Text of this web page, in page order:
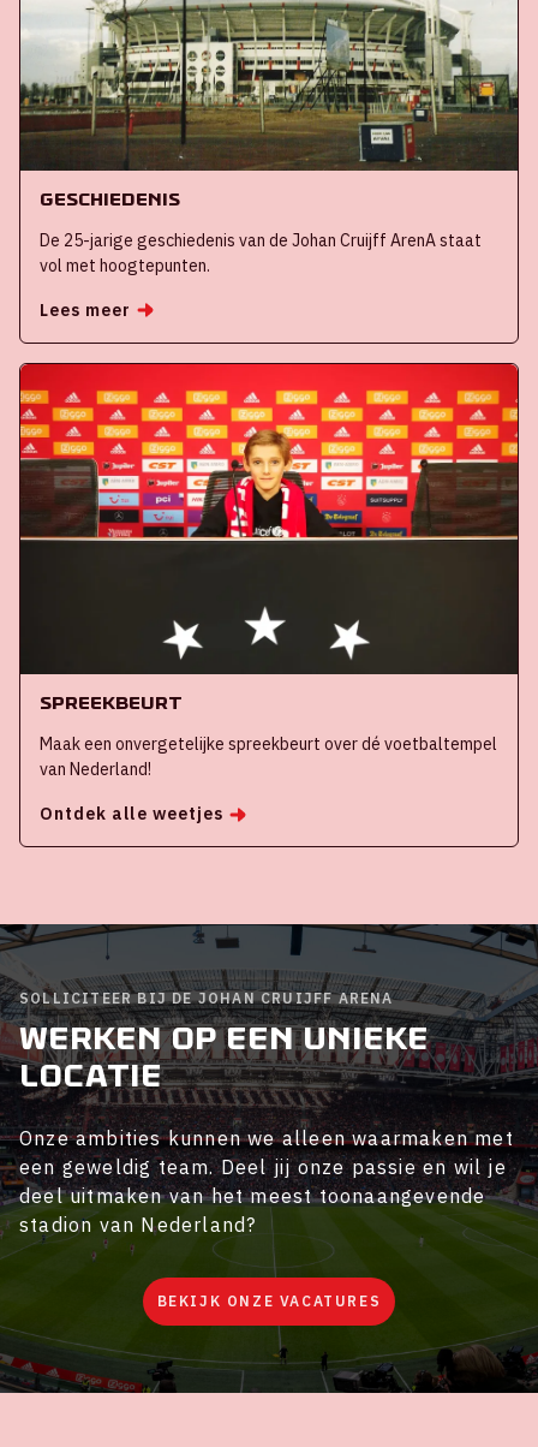
Geschiedenis
De 25-jarige geschiedenis van de Johan Cruijff ArenA staat
vol met hoogtepunten.
Lees meer
Spreekbeurt
Maak een onvergetelijke spreekbeurt over dé voetbaltempel
van Nederland!
Ontdek alle weetjes
SOLLICITEER BIJ DE JOHAN CRUIJFF ARENA
Werken op een unieke
locatie
Onze ambities kunnen we alleen waarmaken met
een geweldig team. Deel jij onze passie en wil je
deel uitmaken van het meest toonaangevende
stadion van Nederland?
BEKIJK ONZE VACATURES